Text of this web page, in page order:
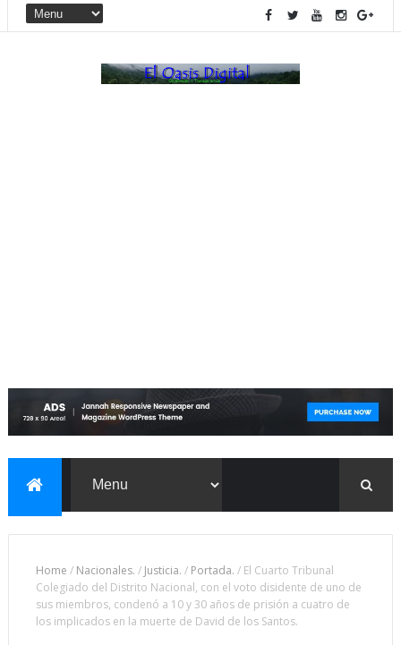
Home / Nacionales. / Justicia. / Portada. / El Cuarto Tribunal
Colegiado del Distrito Nacional, con el voto disidente de uno de
sus miembros, condenó a 10 y 30 años de prisión a cuatro de
los implicados en la muerte de David de los Santos.